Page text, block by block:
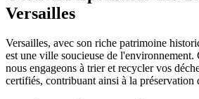
Versailles
Versailles, avec son riche patrimoine
est une ville soucieuse de
nous engageons à trier et recycler vos
certifiés, contribuant ainsi à la préservation